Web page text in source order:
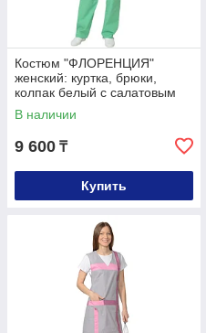
Костюм "ФЛОРЕНЦИЯ"
женский: куртка, брюки,
колпак белый с салатовым
В наличии
9 600 ₸
Купить